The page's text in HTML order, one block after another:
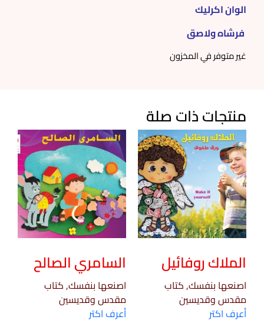
الوان اكرليك
فرشاه ولاصق
غير متوفر في المخزون
منتجات ذات صلة
الملاك روفائيل
اصنعها بنفسك, كتاب
مقدس وقديسين
أعرف اكتر
السامري الصالح
اصنعها بنفسك, كتاب
مقدس وقديسين
أعرف اكتر